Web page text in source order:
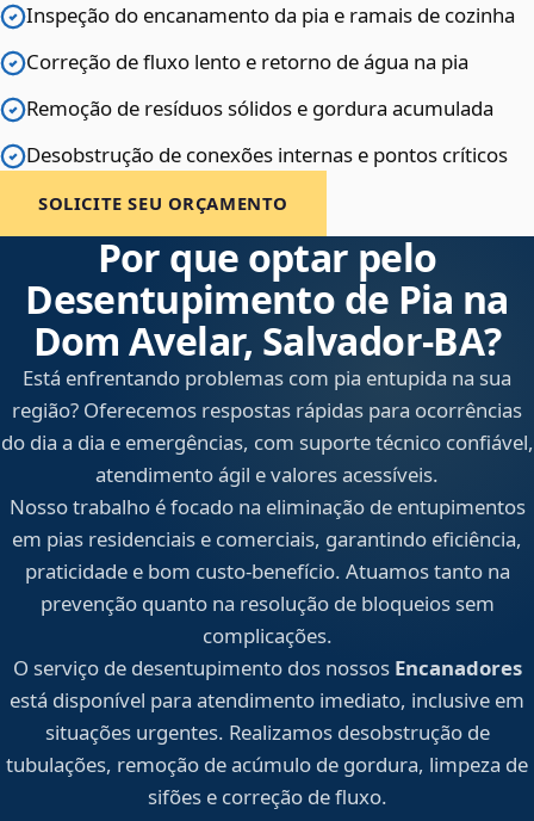
Inspeção do encanamento da pia e ramais de cozinha
Correção de fluxo lento e retorno de água na pia
Remoção de resíduos sólidos e gordura acumulada
Desobstrução de conexões internas e pontos críticos
SOLICITE SEU ORÇAMENTO
Por que optar pelo
Desentupimento de Pia na
Dom Avelar, Salvador‑BA?
Está enfrentando problemas com pia entupida na sua
região? Oferecemos respostas rápidas para ocorrências
do dia a dia e emergências, com suporte técnico confiável,
atendimento ágil e valores acessíveis.
Nosso trabalho é focado na eliminação de entupimentos
em pias residenciais e comerciais, garantindo eficiência,
praticidade e bom custo-benefício. Atuamos tanto na
prevenção quanto na resolução de bloqueios sem
complicações.
O serviço de desentupimento dos nossos Encanadores
está disponível para atendimento imediato, inclusive em
situações urgentes. Realizamos desobstrução de
tubulações, remoção de acúmulo de gordura, limpeza de
sifões e correção de fluxo.